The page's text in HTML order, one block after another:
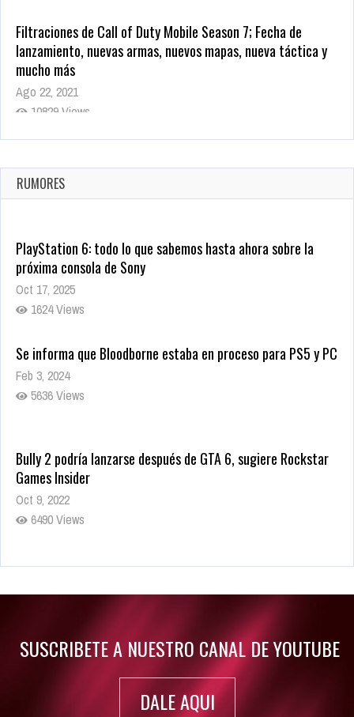
Filtraciones de Call of Duty Mobile Season 7; Fecha de
lanzamiento, nuevas armas, nuevos mapas, nueva táctica y
mucho más
Ago 22, 2021
10829 Views
La configuración de Call of Duty 2021 aparentemente ya fue
Ago 8, 2021
10010 Views
RUMORES
PlayStation 6: todo lo que sabemos hasta ahora sobre la
próxima consola de Sony
Oct 17, 2025
1624 Views
Se informa que Bloodborne estaba en proceso para PS5 y PC
Feb 3, 2024
5636 Views
Bully 2 podría lanzarse después de GTA 6, sugiere Rockstar
Games Insider
Oct 9, 2022
6490 Views
Rumor: Se filtran los primeros detalles de Resident Evil 9
SUSCRIBETE A NUESTRO CANAL DE YOUTUBE
DALE AQUI